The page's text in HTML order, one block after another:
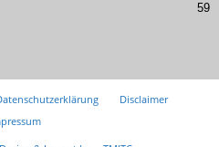
59
Disclaimer